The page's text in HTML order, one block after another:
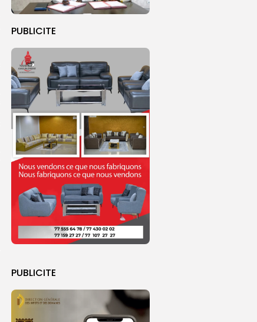
PUBLICITE
PUBLICITE